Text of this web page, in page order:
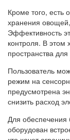
Кроме того, есть
хранения
Эффективность
контроля. В этом
пространства
Пользователь
режим на
предусмотрена
снизить расход
Для обеспечения
оборудован